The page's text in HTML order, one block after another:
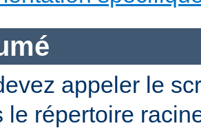
appeler le
le répertoire